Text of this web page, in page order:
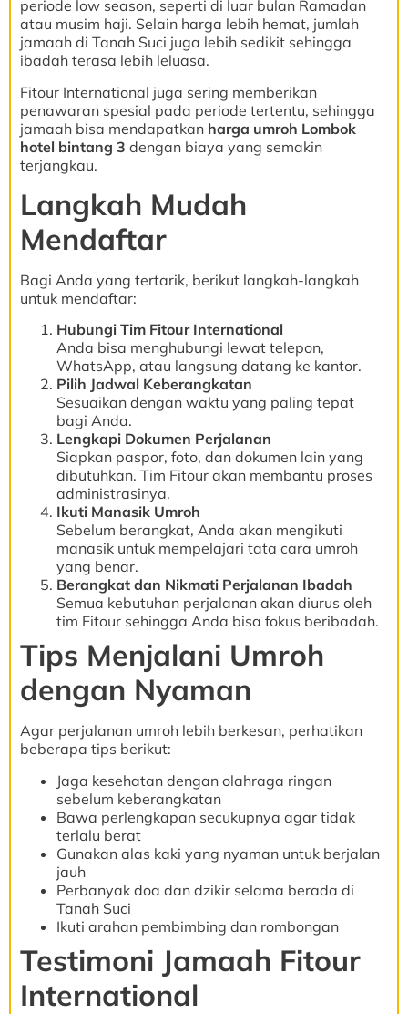
periode low season, seperti di luar bulan Ramadan
atau musim haji. Selain harga lebih hemat, jumlah
jamaah di Tanah Suci juga lebih sedikit sehingga
ibadah terasa lebih leluasa.
Fitour International juga sering memberikan
penawaran spesial pada periode tertentu, sehingga
jamaah bisa mendapatkan harga umroh Lombok
hotel bintang 3 dengan biaya yang semakin
terjangkau.
Langkah Mudah
Mendaftar
Bagi Anda yang tertarik, berikut langkah-langkah
untuk mendaftar:
Hubungi Tim Fitour International
Anda bisa menghubungi lewat telepon,
WhatsApp, atau langsung datang ke kantor.
Pilih Jadwal Keberangkatan
Sesuaikan dengan waktu yang paling tepat
bagi Anda.
Lengkapi Dokumen Perjalanan
Siapkan paspor, foto, dan dokumen lain yang
dibutuhkan. Tim Fitour akan membantu proses
administrasinya.
Ikuti Manasik Umroh
Sebelum berangkat, Anda akan mengikuti
manasik untuk mempelajari tata cara umroh
yang benar.
Berangkat dan Nikmati Perjalanan Ibadah
Semua kebutuhan perjalanan akan diurus oleh
tim Fitour sehingga Anda bisa fokus beribadah.
Tips Menjalani Umroh
dengan Nyaman
Agar perjalanan umroh lebih berkesan, perhatikan
beberapa tips berikut:
Jaga kesehatan dengan olahraga ringan
sebelum keberangkatan
Bawa perlengkapan secukupnya agar tidak
terlalu berat
Gunakan alas kaki yang nyaman untuk berjalan
jauh
Perbanyak doa dan dzikir selama berada di
Tanah Suci
Ikuti arahan pembimbing dan rombongan
Testimoni Jamaah Fitour
International